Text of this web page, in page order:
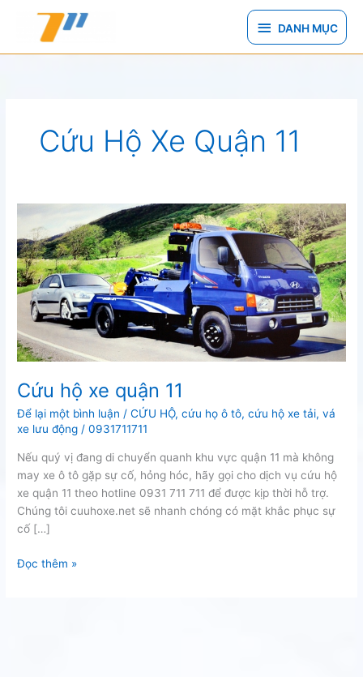
DANH
MỤC
DANH MỤC
Cứu Hộ Xe Quận 11
Cứu hộ xe quận 11
Để lại một bình luận /CỨU HỘ,cứu họ ô tô,cứu hộ xe tải,vá
xe lưu động /0931711711
Nếu quý vị đang di chuyển quanh khu vực quận 11 mà không
may xe ô tô gặp sự cố, hỏng hóc, hãy gọi cho dịch vụ cứu hộ
xe quận 11 theo hotline 0931 711 711 để được kịp thời hỗ trợ.
Chúng tôi cuuhoxe.net sẽ nhanh chóng có mặt khắc phục sự
cố […]
Cứu
Đọc thêm »